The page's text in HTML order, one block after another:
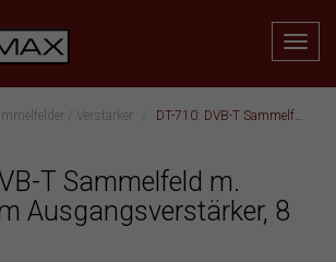
/ Verstärker DT-710: DVB-T Sammelfeld m. integriertem Ausgangsverstärker, 8 Eingänge
T Sammelfeld m.
Ausgangsverstärker, 8